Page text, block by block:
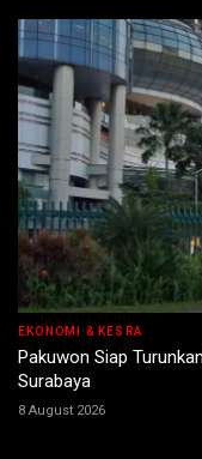
EKONOMI & KESRA
Pakuwon Siap
Surabaya
8 August 2026